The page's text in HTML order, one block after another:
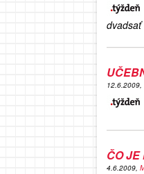
dvadsať
12.6.2009,
ČO JE
4.6.2009,